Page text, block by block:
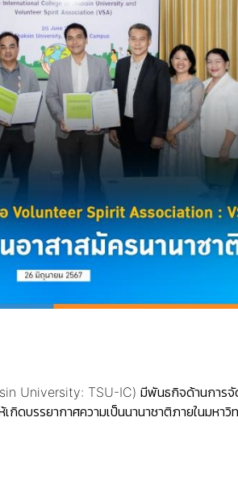
University: TSU-IC) มีพันธกิจด้านการ
บรรยากาศความเป็นนานาชาติภายในมหาวิ